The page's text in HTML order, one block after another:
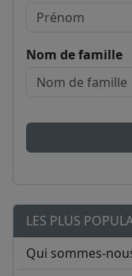
Nom de famille
LES PLUS
Qui sommes-